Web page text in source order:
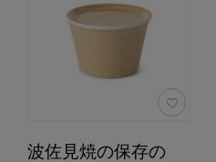
波佐見焼の保存の